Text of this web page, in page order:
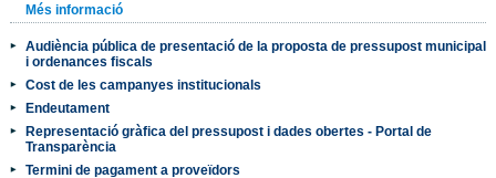
Més informació
Audiència pública de presentació de la proposta de pressupost municipal
i ordenances fiscals
Cost de les campanyes institucionals
Endeutament
Representació gràfica del pressupost i dades obertes - Portal de
Transparència
Termini de pagament a proveïdors